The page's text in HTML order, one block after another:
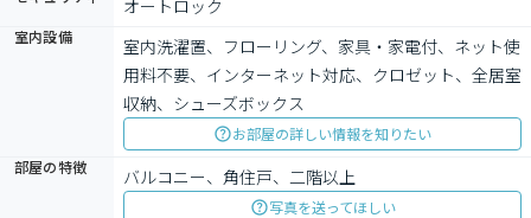
オートロック
室内設備
室内洗濯置、フローリング、家具・家電付、ネット使
用料不要、インターネット対応、クロゼット、全居室
収納、シューズボックス
お部屋の詳しい情報を知りたい
部屋の特徴
バルコニー、角住戸、二階以上
写真を送ってほしい